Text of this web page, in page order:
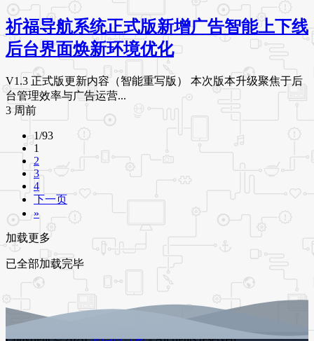
祈福导航系统正式版新增广告智能上下线
后台界面焕新环境优化
V1.3 正式版更新内容（智能重写版） 本次版本升级聚焦于后
台管理效率与广告运营...
3 周前
1/93
1
2
3
4
下一页
»
加载更多
已全部加载完毕
Copyright © 2026源码时代网- All rights reserved